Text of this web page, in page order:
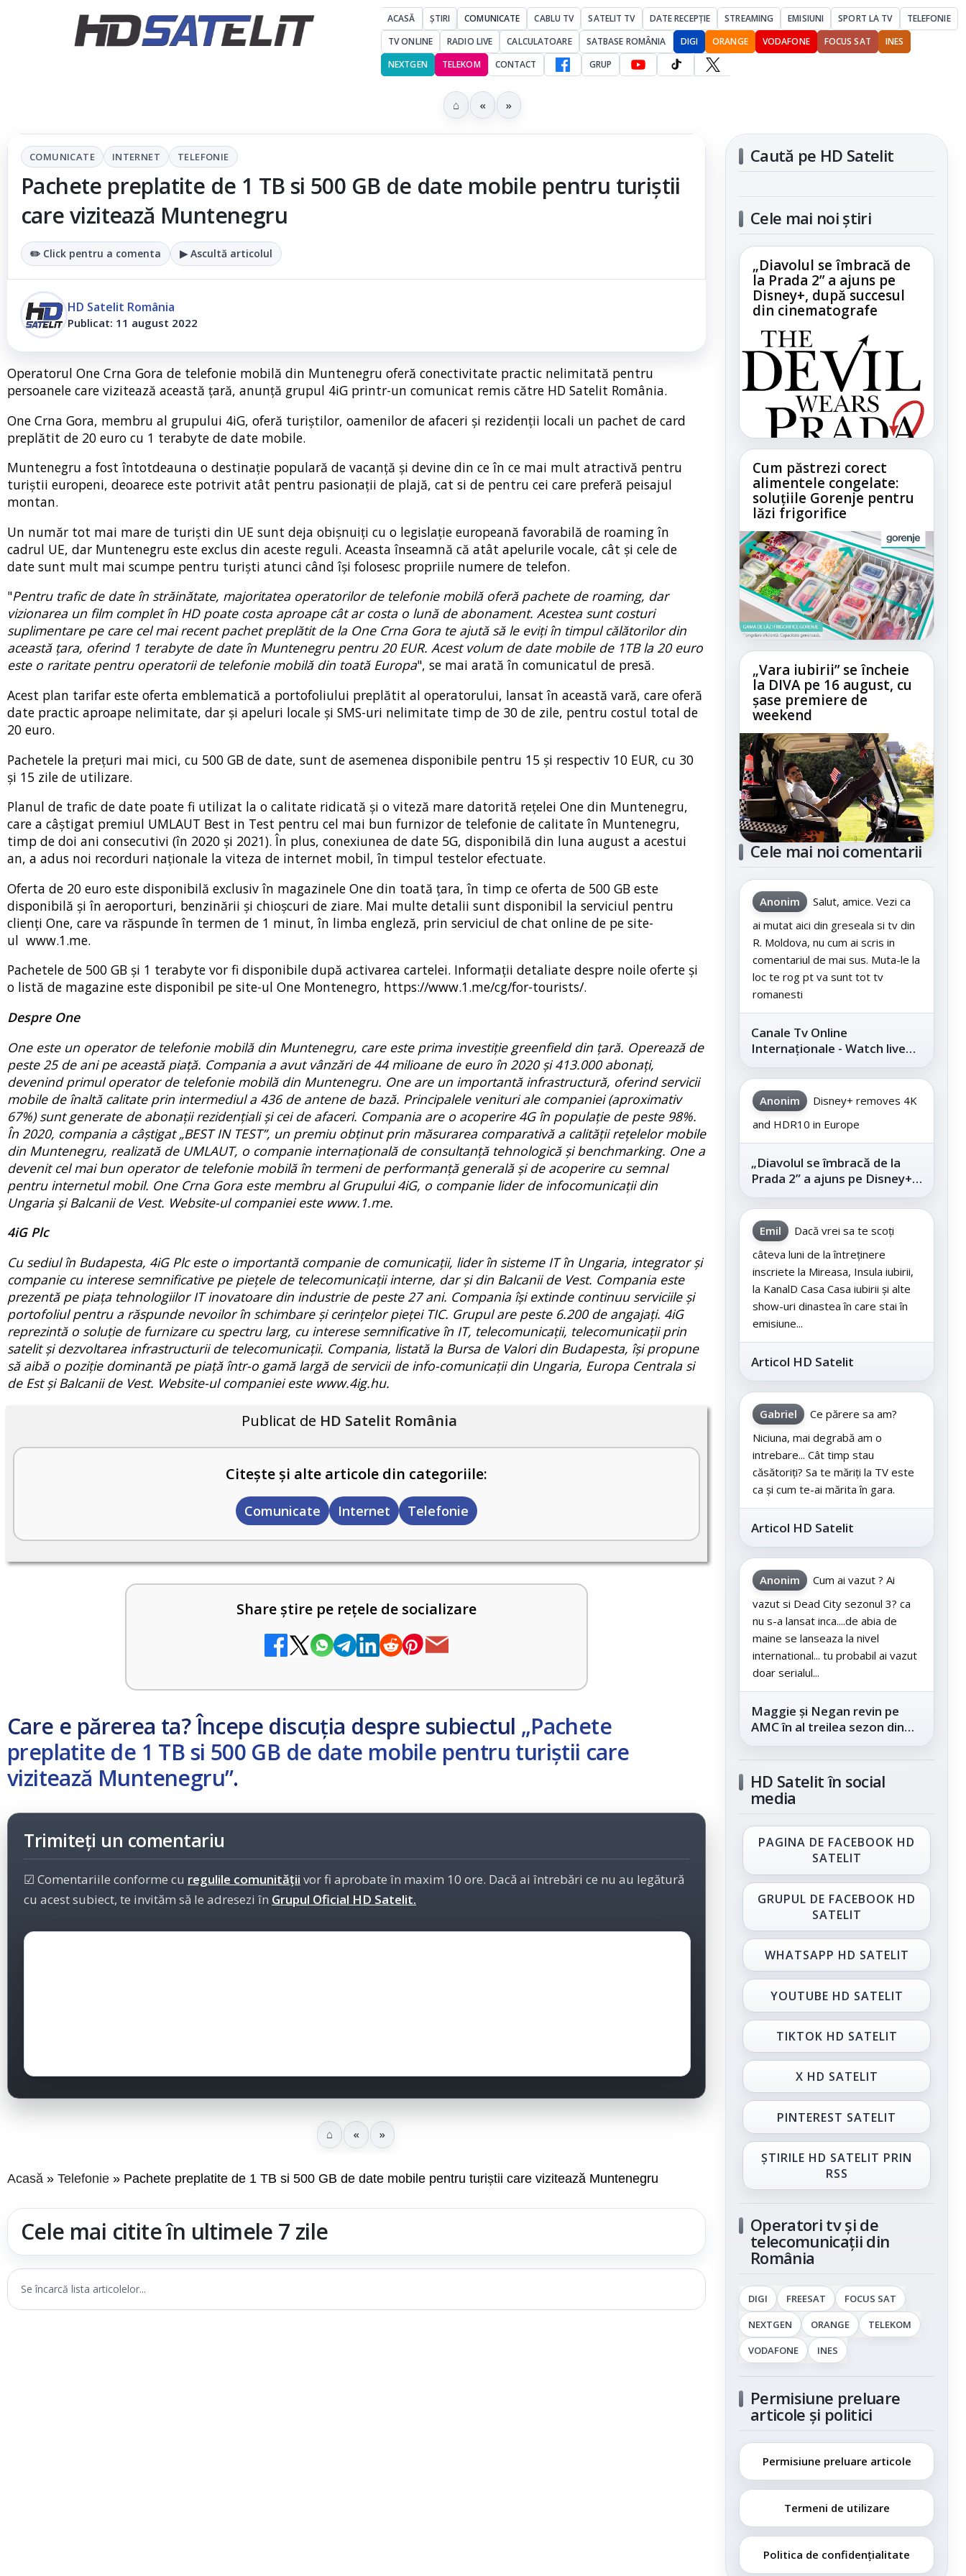
ACASĂ ȘTIRI COMUNICATE CABLU TV SATELIT TV DATE RECEPȚIE STREAMING EMISIUNI SPORT LA TV
TELEFONIE
TV ONLINE
RADIO LIVE CALCULATOARE SATBASE ROMÂNIA DIGI ORANGE VODAFONE FOCUS SAT
INES
NEXTGEN
TELEKOM CONTACT GRUP
⌂ « »
COMUNICATE INTERNET TELEFONIE
Pachete preplatite de 1 TB si 500 GB de date mobile pentru turiștii
care vizitează Muntenegru
✏️ Click pentru a comenta ▶ Ascultă articolul
HD Satelit România
Publicat: 11 august 2022
Operatorul One Crna Gora de telefonie mobilă din Muntenegru oferă conectivitate practic nelimitată pentru
persoanele care vizitează această țară, anunță grupul 4iG printr-un comunicat remis către HD Satelit România.
One Crna Gora, membru al grupului 4iG, oferă turiștilor, oamenilor de afaceri și rezidenții locali un pachet de card
preplătit de 20 euro cu 1 terabyte de date mobile.
Muntenegru a fost întotdeauna o destinație populară de vacanță și devine din ce în ce mai mult atractivă pentru
turiștii europeni, deoarece este potrivit atât pentru pasionații de plajă, cat si de pentru cei care preferă peisajul
montan.
Un număr tot mai mare de turiști din UE sunt deja obișnuiți cu o legislație europeană favorabilă de roaming în
cadrul UE, dar Muntenegru este exclus din aceste reguli. Aceasta înseamnă că atât apelurile vocale, cât și cele de
date sunt mult mai scumpe pentru turiști atunci când își folosesc propriile numere de telefon.
"Pentru trafic de date în străinătate, majoritatea operatorilor de telefonie mobilă oferă pachete de roaming, dar
vizionarea un film complet în HD poate costa aproape cât ar costa o lună de abonament. Acestea sunt costuri
suplimentare pe care cel mai recent pachet preplătit de la One Crna Gora te ajută să le eviți în timpul călătorilor din
această țara, oferind 1 terabyte de date în Muntenegru pentru 20 EUR. Acest volum de date mobile de 1TB la 20 euro
este o raritate pentru operatorii de telefonie mobilă din toată Europa", se mai arată în comunicatul de presă.
Acest plan tarifar este oferta emblematică a portofoliului preplătit al operatorului, lansat în această vară, care oferă
date practic aproape nelimitate, dar și apeluri locale și SMS-uri nelimitate timp de 30 de zile, pentru costul total de
20 euro.
Pachetele la prețuri mai mici, cu 500 GB de date, sunt de asemenea disponibile pentru 15 și respectiv 10 EUR, cu 30
și 15 zile de utilizare.
Planul de trafic de date poate fi utilizat la o calitate ridicată și o viteză mare datorită rețelei One din Muntenegru,
care a câștigat premiul UMLAUT Best in Test pentru cel mai bun furnizor de telefonie de calitate în Muntenegru,
timp de doi ani consecutivi (în 2020 și 2021). În plus, conexiunea de date 5G, disponibilă din luna august a acestui
an, a adus noi recorduri naționale la viteza de internet mobil, în timpul testelor efectuate.
Oferta de 20 euro este disponibilă exclusiv în magazinele One din toată țara, în timp ce oferta de 500 GB este
disponibilă și în aeroporturi, benzinării și chioșcuri de ziare. Mai multe detalii sunt disponibil la serviciul pentru
clienți One, care va răspunde în termen de 1 minut, în limba engleză, prin serviciul de chat online de pe site-
ul www.1.me.
Pachetele de 500 GB și 1 terabyte vor fi disponibile după activarea cartelei. Informații detaliate despre noile oferte și
o listă de magazine este disponibil pe site-ul One Montenegro, https://www.1.me/cg/for-tourists/.
Despre One
One este un operator de telefonie mobilă din Muntenegru, care este prima investiție greenfield din țară. Operează de
peste 25 de ani pe această piață. Compania a avut vânzări de 44 milioane de euro în 2020 și 413.000 abonați,
devenind primul operator de telefonie mobilă din Muntenegru. One are un importantă infrastructură, oferind servicii
mobile de înaltă calitate prin intermediul a 436 de antene de bază. Principalele venituri ale companiei (aproximativ
67%) sunt generate de abonații rezidențiali și cei de afaceri. Compania are o acoperire 4G în populație de peste 98%.
În 2020, compania a câștigat „BEST IN TEST”, un premiu obținut prin măsurarea comparativă a calității rețelelor mobile
din Muntenegru, realizată de UMLAUT, o companie internațională de consultanță tehnologică și benchmarking. One a
devenit cel mai bun operator de telefonie mobilă în termeni de performanță generală și de acoperire cu semnal
pentru internetul mobil. One Crna Gora este membru al Grupului 4iG, o companie lider de infocomunicații din
Ungaria și Balcanii de Vest. Website-ul companiei este www.1.me.
4iG Plc
Cu sediul în Budapesta, 4iG Plc este o importantă companie de comunicații, lider în sisteme IT în Ungaria, integrator și
companie cu interese semnificative pe piețele de telecomunicații interne, dar și din Balcanii de Vest. Compania este
prezentă pe piața tehnologiilor IT inovatoare din industrie de peste 27 ani. Compania își extinde continuu serviciile și
portofoliul pentru a răspunde nevoilor în schimbare și cerințelor pieței TIC. Grupul are peste 6.200 de angajați. 4iG
reprezintă o soluție de furnizare cu spectru larg, cu interese semnificative în IT, telecomunicații, telecomunicații prin
satelit și dezvoltarea infrastructurii de telecomunicații. Compania, listată la Bursa de Valori din Budapesta, își propune
să aibă o poziție dominantă pe piață într-o gamă largă de servicii de info-comunicații din Ungaria, Europa Centrala si
de Est și Balcanii de Vest. Website-ul companiei este www.4ig.hu.
Publicat de HD Satelit România
Citește și alte articole din categoriile:
Comunicate Internet Telefonie
Share știre pe rețele de socializare
Care e părerea ta? Începe discuția despre subiectul „Pachete
preplatite de 1 TB si 500 GB de date mobile pentru turiștii care
vizitează Muntenegru”.
Trimiteți un comentariu
☑ Comentariile conforme cu regulile comunității vor fi aprobate în maxim 10 ore. Dacă ai întrebări ce nu au legătură
cu acest subiect, te invităm să le adresezi în Grupul Oficial HD Satelit.
⌂ « »
Acasă Telefonie Pachete preplatite de 1 TB si 500 GB de date mobile pentru turiștii care vizitează Muntenegru
Cele mai citite în ultimele 7 zile
Se încarcă lista articolelor...
Caută pe HD Satelit
Cele mai noi știri
„Diavolul se îmbracă de
la Prada 2” a ajuns pe
Disney+, după succesul
din cinematografe
Cum păstrezi corect
alimentele congelate:
soluțiile Gorenje pentru
lăzi frigorifice
„Vara iubirii” se încheie
la DIVA pe 16 august, cu
șase premiere de
weekend
Cele mai noi comentarii
Anonim
Salut, amice. Vezi ca
ai mutat aici din greseala si tv din
R. Moldova, nu cum ai scris in
comentariul de mai sus. Muta-le la
loc te rog pt va sunt tot tv
romanesti
Canale Tv Online
Internaționale - Watch live
channels legally
Anonim
Disney+ removes 4K
and HDR10 in Europe
„Diavolul se îmbracă de la
Prada 2” a ajuns pe Disney+,
după succesul din
cinematografe
Emil
Dacă vrei sa te scoți
câteva luni de la întreținere
inscriete la Mireasa, Insula iubirii,
la KanalD Casa Casa iubirii și alte
show-uri dinastea în care stai în
emisiune...
Articol HD Satelit
Gabriel
Ce părere sa am?
Niciuna, mai degrabă am o
intrebare... Cât timp stau
căsătoriți? Sa te măriți la TV este
ca și cum te-ai mărita în gara.
Articol HD Satelit
Anonim
Cum ai vazut ? Ai
vazut si Dead City sezonul 3? ca
nu s-a lansat inca....de abia de
maine se lanseaza la nivel
international... tu probabil ai vazut
doar serialul...
Maggie și Negan revin pe
AMC în al treilea sezon din
„The Walking Dead: Dead
HD Satelit în social
media
PAGINA DE FACEBOOK HD
SATELIT
GRUPUL DE FACEBOOK HD
SATELIT
WHATSAPP HD SATELIT
YOUTUBE HD SATELIT
TIKTOK HD SATELIT
X HD SATELIT
PINTEREST SATELIT
ȘTIRILE HD SATELIT PRIN
RSS
Operatori tv și de
telecomunicații din
România
DIGI FREESAT
FOCUS SAT
NEXTGEN
ORANGE
TELEKOM
VODAFONE
INES
Permisiune preluare
articole și politici
Permisiune preluare articole
Termeni de utilizare
Politica de confidențialitate